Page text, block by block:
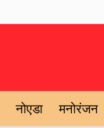
नोएडा मनोरंजन